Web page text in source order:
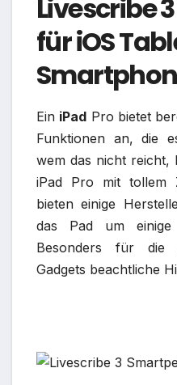
Livescribe
für iOS
Ein iPad Pro bietet
Funktionen an, die
wem das nicht reicht,
iPad Pro mit tollem
bieten einige
das Pad um einige
Besonders für die
Gadgets beachtliche